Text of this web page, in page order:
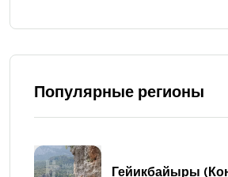
Популярные регионы
Гейикбайыры